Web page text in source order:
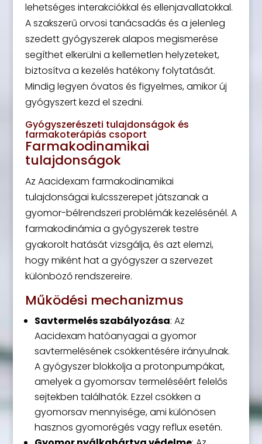
lehetséges interakciókkal és ellenjavallatokkal.
A szakszerű orvosi tanácsadás és a jelenleg
szedett gyógyszerek alapos megismerése
segíthet elkerülni a kellemetlen helyzeteket,
biztosítva a kezelés hatékony folytatását.
Mindig legyen óvatos és figyelmes, amikor új
gyógyszert kezd el szedni.
Gyógyszerészeti tulajdonságok és
farmakoterápiás csoport
Farmakodinamikai
tulajdonságok
Az Aacidexam farmakodinamikai
tulajdonságai kulcsszerepet játszanak a
gyomor-bélrendszeri problémák kezelésénél. A
farmakodinámia a gyógyszerek testre
gyakorolt hatását vizsgálja, és azt elemzi,
hogy miként hat a gyógyszer a szervezet
különböző rendszereire.
Működési mechanizmus
Savtermelés szabályozása: Az
Aacidexam hatóanyagai a gyomor
savtermelésének csökkentésére irányulnak.
A gyógyszer blokkolja a protonpumpákat,
amelyek a gyomorsav termeléséért felelős
sejtekben találhatók. Ezzel csökken a
gyomorsav mennyisége, ami különösen
hasznos gyomorégés vagy reflux esetén.